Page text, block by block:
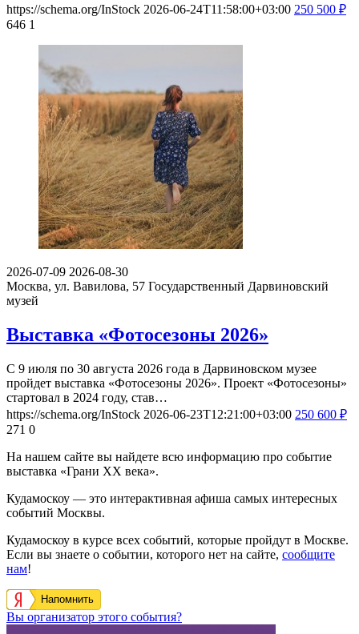
https://schema.org/InStock 2026-06-24T11:58:00+03:00 250 500 ₽
646 1
2026-07-09 2026-08-30
Москва, ул. Вавилова, 57 Государственный Дарвиновский
музей
Выставка «Фотосезоны 2026»
С 9 июля по 30 августа 2026 года в Дарвиновском музее
пройдет выставка «Фотосезоны 2026». Проект «Фотосезоны»
стартовал в 2024 году, став…
https://schema.org/InStock 2026-06-23T12:21:00+03:00 250 600 ₽
271 0
На нашем сайте вы найдете всю информацию про событие
выставка «Грани XX века».
Кудамоскоу — это интерактивная афиша самых интересных
событий Москвы.
Кудамоскоу в курсе всех событий, которые пройдут в Москве.
Если вы знаете о событии, которого нет на сайте, сообщите
нам!
Напомнить
Вы организатор этого события?